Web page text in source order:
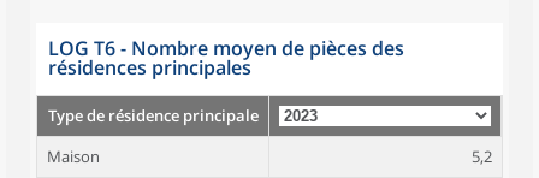
LOG T6 - Nombre moyen de pièces des
résidences principales
Type de résidence principale
Maison
5,2